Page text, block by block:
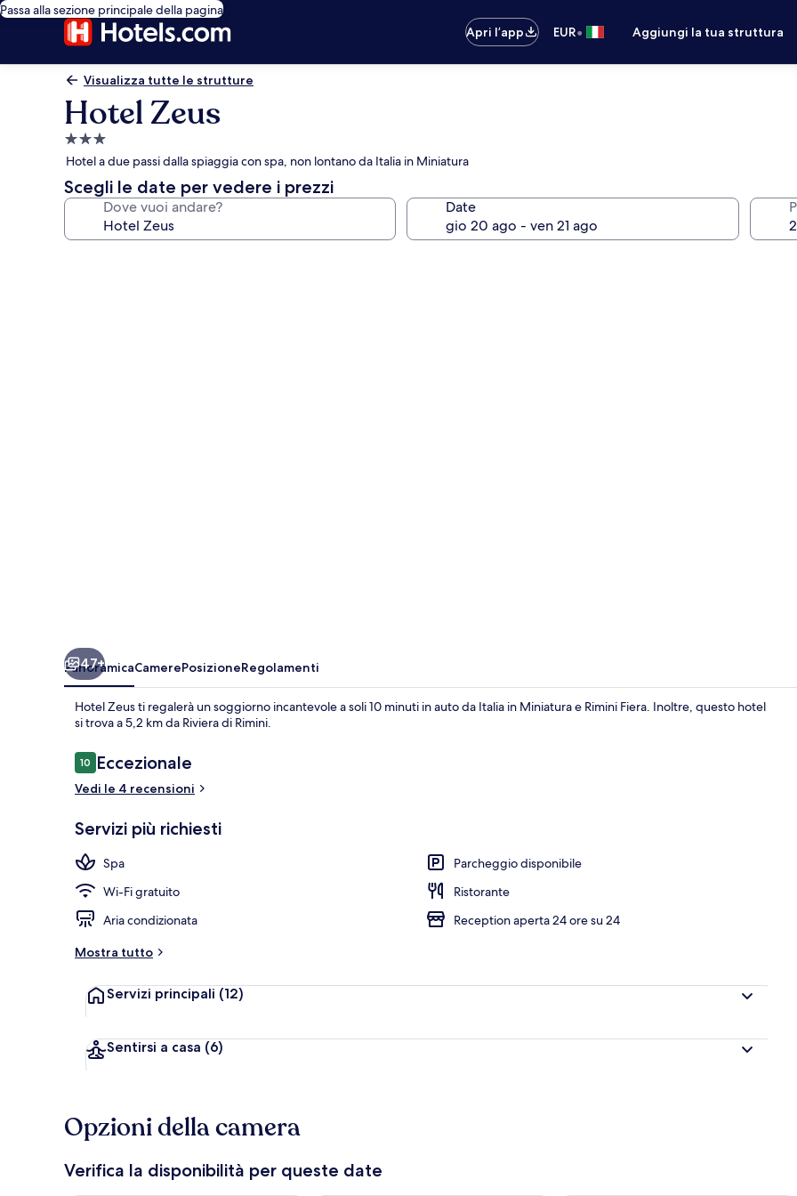
Passa alla sezione principale della pagina
Apri l’app
EUR• Aggiungi la tua struttura
Visualizza tutte le strutture
Hotel Zeus
Struttura
a
3.0
stelle
Hotel a due passi dalla spiaggia con spa, non lontano da Italia in Miniatura
Scegli le date per vedere i prezzi
Dove vuoi andare? Date
Suite monolocale Junior, vista mare | Terrazza/patio
47+
PanoramicaCamerePosizioneRegolamenti
Hotel Zeus ti regalerà un soggiorno incantevole a soli 10 minuti in auto da Italia in Miniatura e Rimini Fiera. Inoltre, questo hotel
si trova a 5,2 km da Riviera di Rimini.
Recensioni
1010 su 10
Eccezionale
Vedi le 4 recensioni
Servizi più richiesti
Spa
Parcheggio disponibile
Wi-Fi gratuito
Ristorante
Aria condizionata
Reception aperta 24 ore su 24
Mostra tutto
Servizi principali (12)
Sentirsi a casa (6)
Opzioni della camera
Verifica la disponibilità per queste date